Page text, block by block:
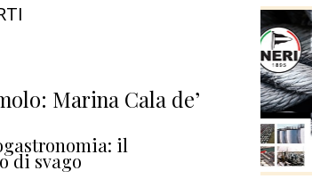
Marina Cala de’
il
di svago